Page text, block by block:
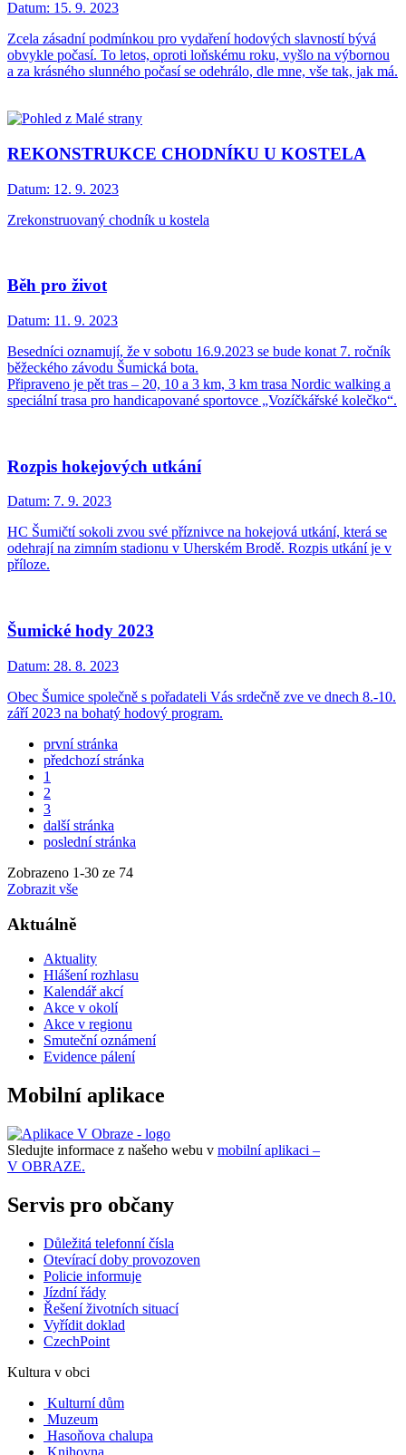
Datum: 15. 9. 2023
Zcela zásadní podmínkou pro vydaření hodových slavností bývá
obvykle počasí. To letos, oproti loňskému roku, vyšlo na výbornou
a za krásného slunného počasí se odehrálo, dle mne, vše tak, jak má.
REKONSTRUKCE CHODNÍKU U KOSTELA
Datum: 12. 9. 2023
Zrekonstruovaný chodník u kostela
Běh pro život
Datum: 11. 9. 2023
Besedníci oznamují, že v sobotu 16.9.2023 se bude konat 7. ročník
běžeckého závodu Šumická bota.
Připraveno je pět tras – 20, 10 a 3 km, 3 km trasa Nordic walking a
speciální trasa pro handicapované sportovce „Vozíčkářské kolečko“.
Rozpis hokejových utkání
Datum: 7. 9. 2023
HC Šumičtí sokoli zvou své příznivce na hokejová utkání, která se
odehrají na zimním stadionu v Uherském Brodě. Rozpis utkání je v
příloze.
Šumické hody 2023
Datum: 28. 8. 2023
Obec Šumice společně s pořadateli Vás srdečně zve ve dnech 8.-10.
září 2023 na bohatý hodový program.
první stránka
předchozí stránka
1
2
3
další stránka
poslední stránka
Zobrazeno 1-30 ze 74
Zobrazit vše
Aktuálně
Aktuality
Hlášení rozhlasu
Kalendář akcí
Akce v okolí
Akce v regionu
Smuteční oznámení
Evidence pálení
Mobilní aplikace
Sledujte informace z našeho webu v mobilní aplikaci –
V OBRAZE.
Servis pro občany
Důležitá telefonní čísla
Otevírací doby provozoven
Policie informuje
Jízdní řády
Řešení životních situací
Vyřídit doklad
CzechPoint
Kultura v obci
Kulturní dům
Muzeum
Hasoňova chalupa
Knihovna